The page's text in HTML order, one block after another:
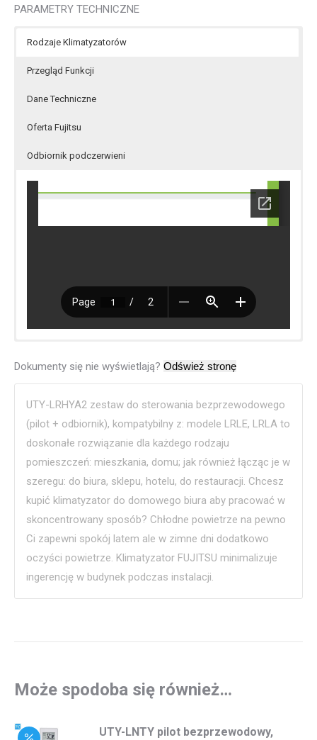
PARAMETRY TECHNICZNE
Rodzaje Klimatyzatorów
Przegląd Funkcji
Dane Techniczne
Oferta Fujitsu
Odbiornik podczerwieni
Dokumenty się nie wyświetlają?
UTY-LRHYA2 zestaw do sterowania bezprzewodowego
(pilot + odbiornik), kompatybilny z: modele LRLE, LRLA to
doskonałe rozwiązanie dla każdego rodzaju
pomieszczeń: mieszkania, domu; jak również łącząc je w
szeregu: do biura, sklepu, hotelu, do restauracji. Chcesz
kupić klimatyzator do domowego biura aby pracować w
skoncentrowany sposób? Chłodne powietrze na pewno
Ci zapewni spokój latem ale w zimne dni dodatkowo
oczyści powietrze. Klimatyzator FUJITSU minimalizuje
ingerencję w budynek podczas instalacji.
Może spodoba się również…
UTY-LNTY pilot bezprzewodowy,